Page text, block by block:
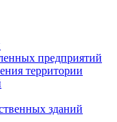
предприятий
территории
зданий